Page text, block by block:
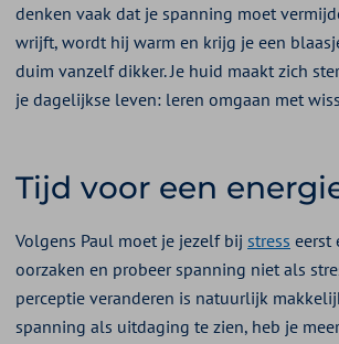
denken vaak dat je spanning moet
wrijft, wordt hij warm en krijg je een
duim vanzelf dikker. Je huid maakt zich
je dagelijkse leven: leren omgaan met
Tijd voor een
Volgens Paul moet je jezelf bij stress eerst
oorzaken en probeer spanning niet als
perceptie veranderen is natuurlijk
spanning als uitdaging te zien, heb je